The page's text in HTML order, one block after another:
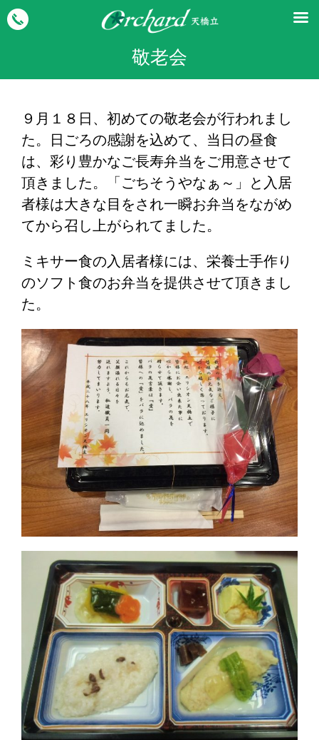
敬老会
９月１８日、初めての敬老会が行われまし
た。日ごろの感謝を込めて、当日の昼食
は、彩り豊かなご長寿弁当をご用意させて
頂きました。「ごちそうやなぁ～」と入居
者様は大きな目をされ一瞬お弁当をながめ
てから召し上がられてました。
ミキサー食の入居者様には、栄養士手作り
のソフト食のお弁当を提供させて頂きまし
た。